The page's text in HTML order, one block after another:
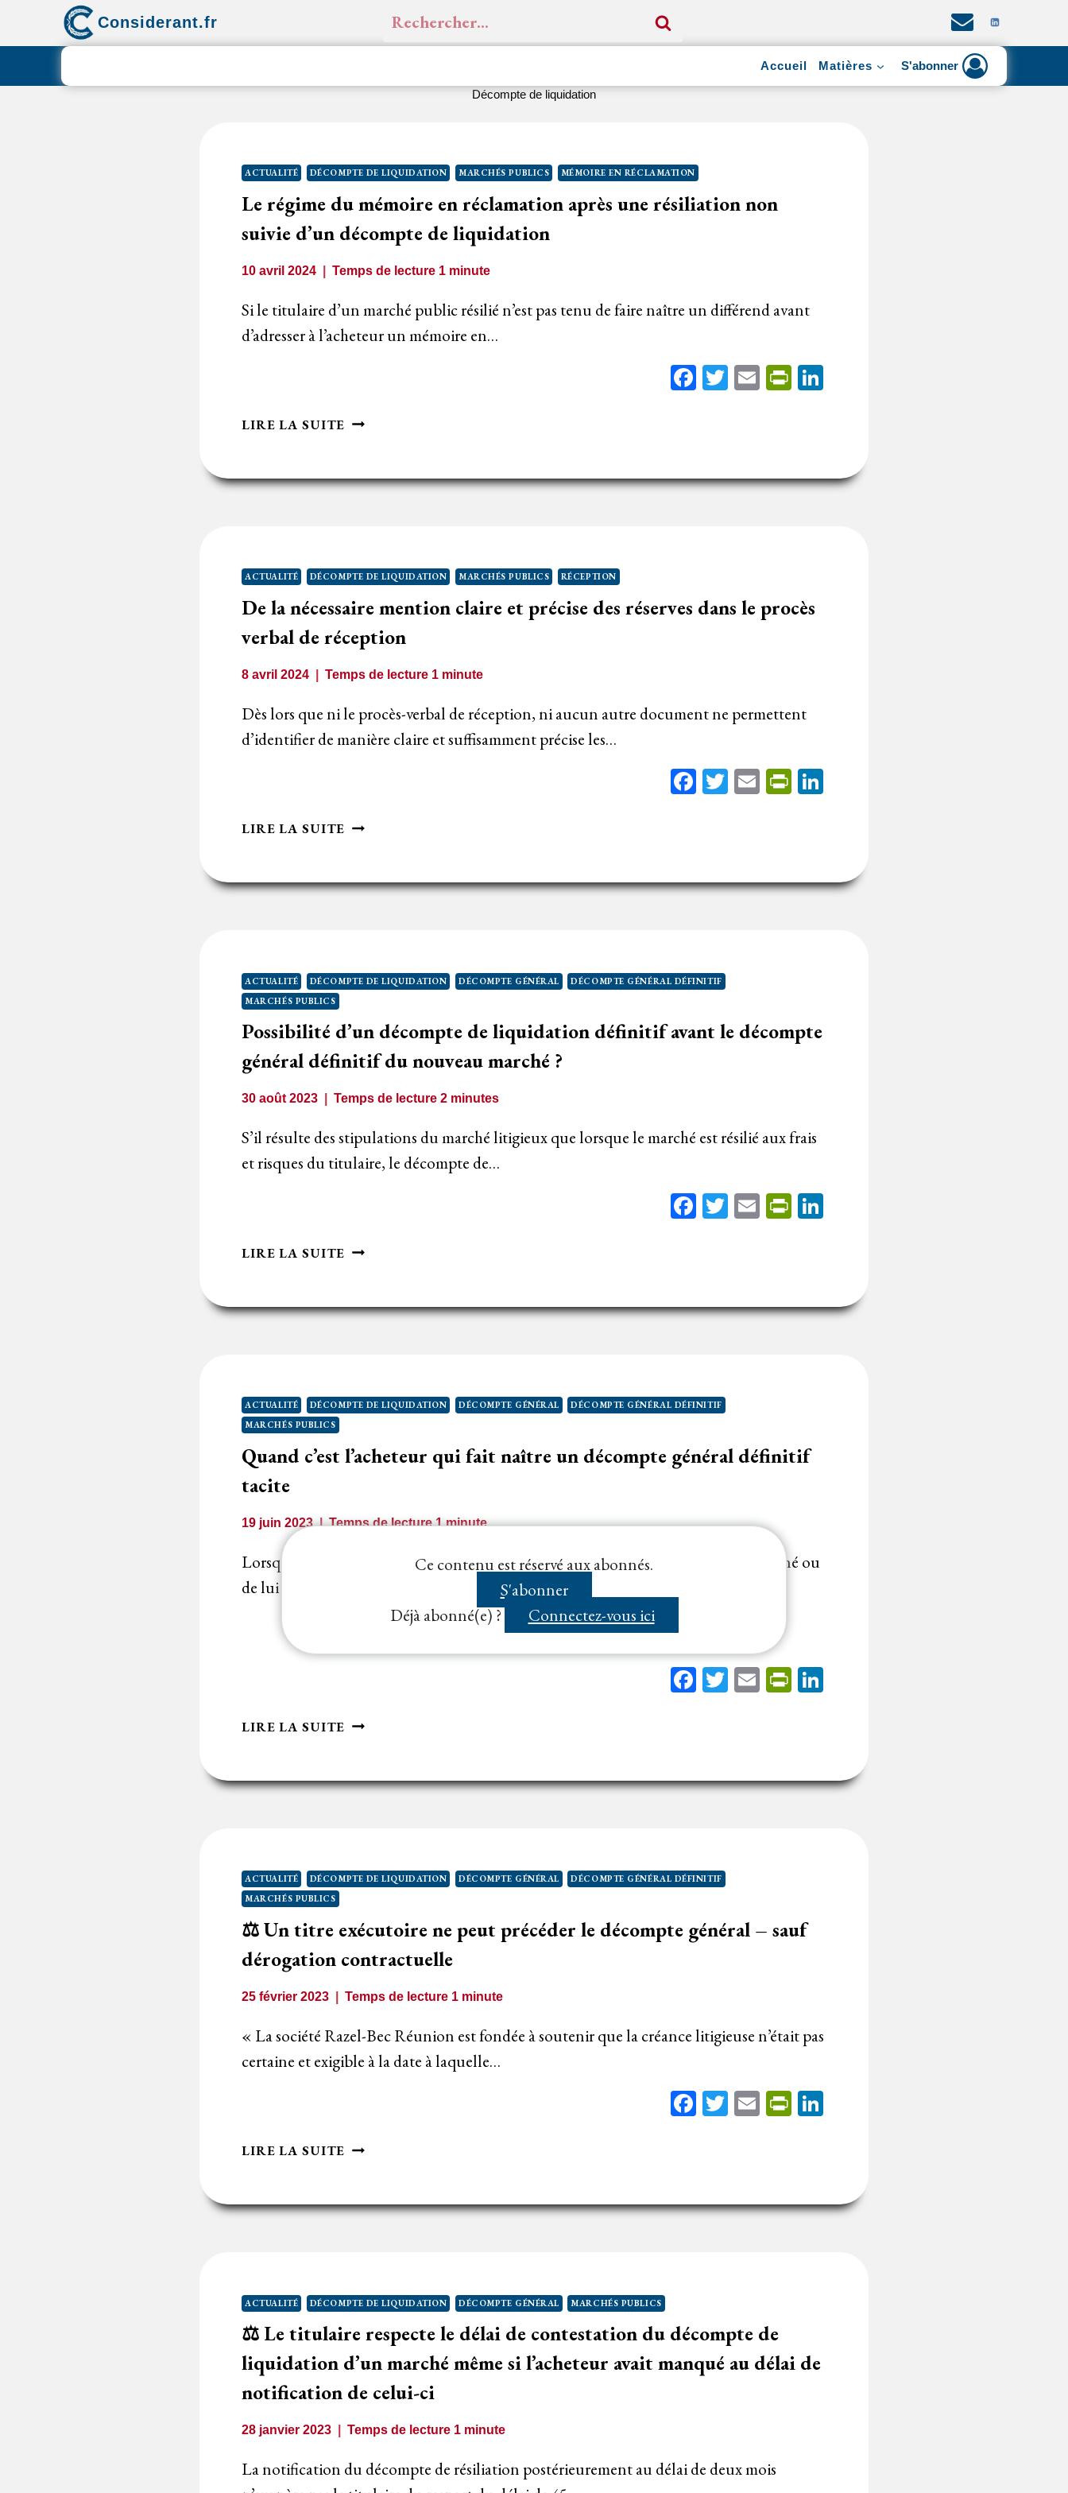
Considerant.fr Rechercher :
Accueil Matières S'abonner
Décompte de liquidation
ACTUALITÉ DÉCOMPTE DE LIQUIDATION MARCHÉS PUBLICS MÉMOIRE EN RÉCLAMATION
Le régime du mémoire en réclamation après une résiliation non
suivie d’un décompte de liquidation
10 avril 2024 Temps de lecture 1 minute
Si le titulaire d’un marché public résilié n’est pas tenu de faire naître un différend avant
d’adresser à l’acheteur un mémoire en…
Facebook
Twitter
EmailPrintFriendly
LinkedIn
LIRE LA SUITE LE
MÉMOIRE
UNE
RÉSILIATION
NON
SUIVIE
D’UN
DÉCOMPTE
LIQUIDATION
ACTUALITÉ DÉCOMPTE DE LIQUIDATION MARCHÉS PUBLICS RÉCEPTION
De la nécessaire mention claire et précise des réserves dans le procès
verbal de réception
8 avril 2024 Temps de lecture 1 minute
Dès lors que ni le procès-verbal de réception, ni aucun autre document ne permettent
d’identifier de manière claire et suffisamment précise les…
Facebook
Twitter
EmailPrintFriendly
LinkedIn
LIRE LA SUITE DE
MENTION
DES
RÉSERVES
LE
PROCÈS
VERBAL
DE
ACTUALITÉ DÉCOMPTE DE LIQUIDATION DÉCOMPTE GÉNÉRAL
DÉCOMPTE GÉNÉRAL DÉFINITIF
MARCHÉS PUBLICS
Possibilité d’un décompte de liquidation définitif avant le décompte
général définitif du nouveau marché ?
30 août 2023 Temps de lecture 2 minutes
S’il résulte des stipulations du marché litigieux que lorsque le marché est résilié aux frais
et risques du titulaire, le décompte de…
Facebook
Twitter
EmailPrintFriendly
LinkedIn
LIRE LA SUITE POSSIBILITÉ
DE
LE
DÉCOMPTE
DÉFINITIF
MARCHÉ
ACTUALITÉ DÉCOMPTE DE LIQUIDATION DÉCOMPTE GÉNÉRAL
DÉCOMPTE GÉNÉRAL DÉFINITIF
MARCHÉS PUBLICS
Quand c’est l’acheteur qui fait naître un décompte général définitif
tacite
19 juin 2023 Temps de lecture1minute
Lorsque le titulaire s’abstient de renvoyer à l’acheteur le décompte de résiliation signé ou
de lui communiquer les motifs de son refus…...
Ce contenu est réservé aux abonnés.
S'abonner
Déjà abonné(e) ?
Connectez-vous ici
Facebook
Twitter
EmailPrintFriendly
LinkedIn
LIRE LA SUITE QUAND
QUI
DÉCOMPTE
GÉNÉRAL
TACITE
ACTUALITÉ DÉCOMPTE DE LIQUIDATION DÉCOMPTE GÉNÉRAL
DÉCOMPTE GÉNÉRAL DÉFINITIF
MARCHÉS PUBLICS
⚖️ Un titre exécutoire ne peut précéder le décompte général – sauf
dérogation contractuelle
25 février 2023 Temps de lecture 1 minute
« La société Razel-Bec Réunion est fondée à soutenir que la créance litigieuse n’était pas
certaine et exigible à la date à laquelle…
Facebook
Twitter
EmailPrintFriendly
LinkedIn
LIRE LA SUITE ⚖️
EXÉCUTOIRE
LE
DÉCOMPTE
GÉNÉRAL –
SAUF
DÉROGATION
CONTRACTUELLE
ACTUALITÉ DÉCOMPTE DE LIQUIDATION DÉCOMPTE GÉNÉRAL MARCHÉS PUBLICS
⚖️ Le titulaire respecte le délai de contestation du décompte de
liquidation d’un marché même si l’acheteur avait manqué au délai de
notification de celui-ci
28 janvier 2023 Temps de lecture 1 minute
La notification du décompte de résiliation postérieurement au délai de deux mois